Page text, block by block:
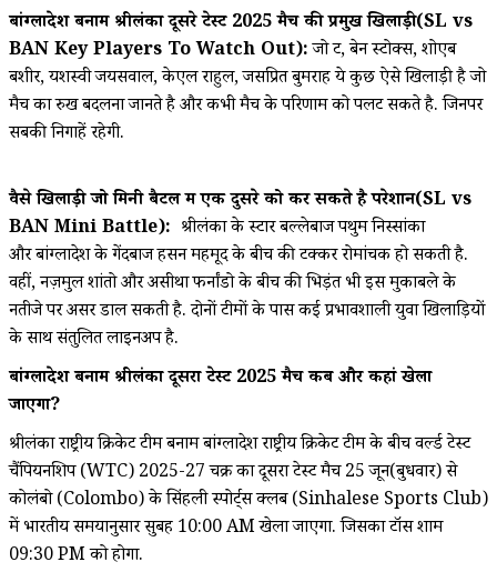
बांग्लादेश बनाम श्रीलंका दूसरे टेस्ट 2025 मैच की प्रमुख खिलाड़ी(SL vs
BAN Key Players To Watch Out):जो रूट, बेन स्टोक्स, शोएब
बशीर, यशस्वी जयसवाल, केएल राहुल, जसप्रित बुमराह ये कुछ ऐसे खिलाड़ी है जो
मैच का रुख बदलना जानते है और कभी मैच के परिणाम को पलट सकते है. जिनपर
सबकी निगाहें रहेगी.
वैसे खिलाड़ी जो मिनी बैटल में एक दुसरे को कर सकते है परेशान(SL vs
BAN Mini Battle): श्रीलंका के स्टार बल्लेबाज पथुम निस्सांका
और बांग्लादेश के गेंदबाज हसन महमूद के बीच की टक्कर रोमांचक हो सकती है.
वहीं, नज़मुल शांतो और असीथा फर्नांडो के बीच की भिड़ंत भी इस मुकाबले के
नतीजे पर असर डाल सकती है. दोनों टीमों के पास कई प्रभावशाली युवा खिलाड़ियों
के साथ संतुलित लाइनअप है.
बांग्लादेश बनाम श्रीलंका दूसरा टेस्ट 2025 मैच कब और कहां खेला
जाएगा?
श्रीलंका राष्ट्रीय क्रिकेट टीम बनाम बांग्लादेश राष्ट्रीय क्रिकेट टीम के बीच वर्ल्ड टेस्ट
चैंपियनशिप (WTC) 2025-27 चक्र का दूसरा टेस्ट मैच 25 जून(बुधवार) से
कोलंबो (Colombo) के सिंहली स्पोर्ट्स क्लब (Sinhalese Sports Club)
में भारतीय समयानुसार सुबह 10:00 AM खेला जाएगा. जिसका टॉस शाम
09:30 PM को होगा.